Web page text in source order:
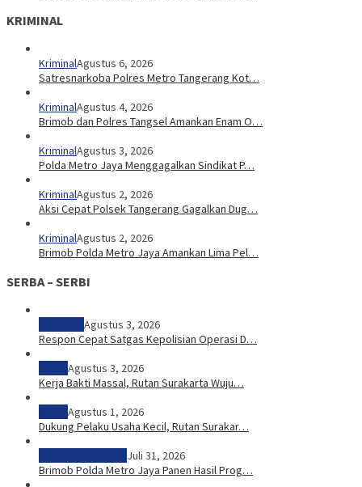
KRIMINAL
KriminalAgustus 6, 2026
Satresnarkoba Polres Metro Tangerang Kot…
KriminalAgustus 4, 2026
Brimob dan Polres Tangsel Amankan Enam O…
KriminalAgustus 3, 2026
Polda Metro Jaya Menggagalkan Sindikat P…
KriminalAgustus 2, 2026
Aksi Cepat Polsek Tangerang Gagalkan Dug…
KriminalAgustus 2, 2026
Brimob Polda Metro Jaya Amankan Lima Pel…
SERBA – SERBI
Agustus 3, 2026
Respon Cepat Satgas Kepolisian Operasi D…
Agustus 3, 2026
Kerja Bakti Massal, Rutan Surakarta Wuju…
Agustus 1, 2026
Dukung Pelaku Usaha Kecil, Rutan Surakar…
Juli 31, 2026
Brimob Polda Metro Jaya Panen Hasil Prog…